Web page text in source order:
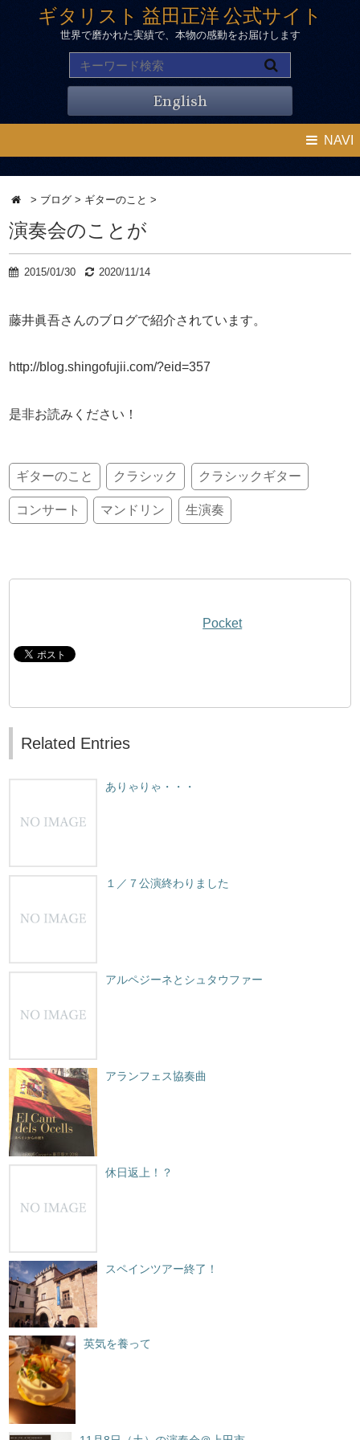
ギタリスト 益田正洋 公式サイト
世界で磨かれた実績で、本物の感動をお届けします
English
NAVI
> ブログ > ギターのこと >
演奏会のことが
2015/01/30 2020/11/14
藤井眞吾さんのブログで紹介されています。
http://blog.shingofujii.com/?eid=357
是非お読みください！
ギターのこと クラシック クラシックギター
コンサート マンドリン 生演奏
Pocket
Related Entries
ありゃりゃ・・・
１／７公演終わりました
アルペジーネとシュタウファー
アランフェス協奏曲
休日返上！？
スペインツアー終了！
英気を養って